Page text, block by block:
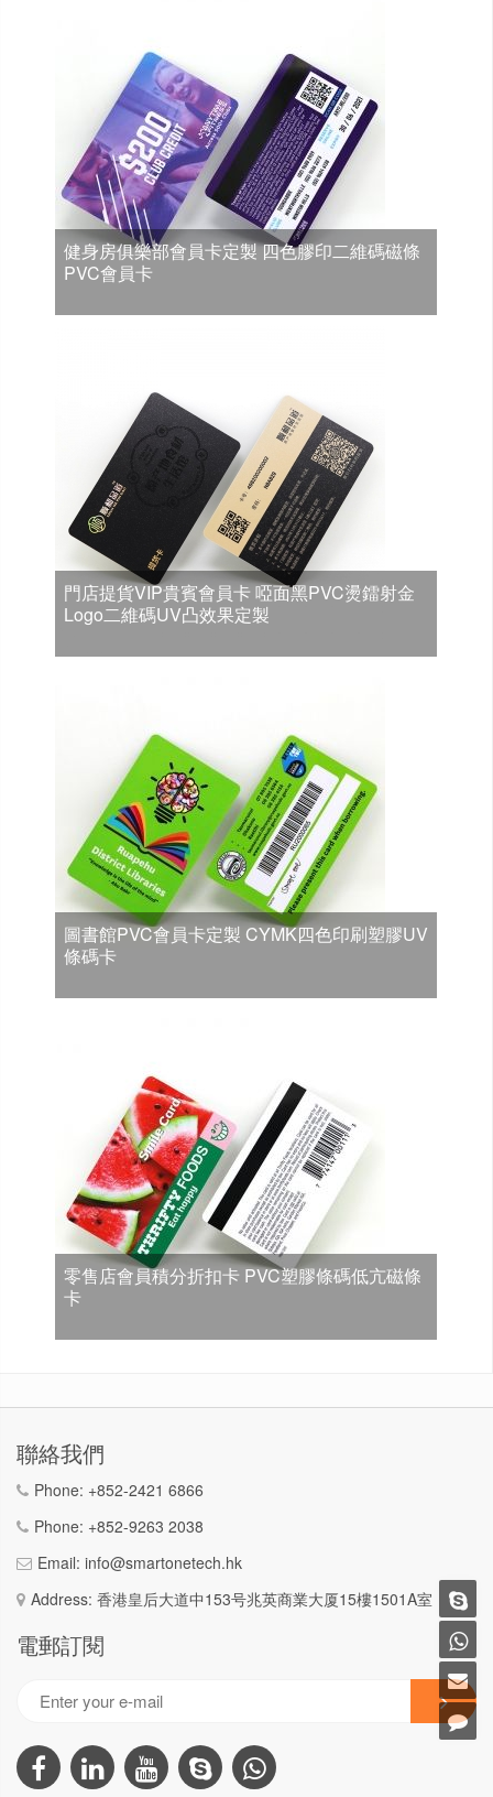
健身房俱樂部會員卡定製 四色膠印二維碼磁條
PVC會員卡
門店提貨VIP貴賓會員卡 啞面黑PVC燙鐳射金
Logo二維碼UV凸效果定製
圖書館PVC會員卡定製 CYMK四色印刷塑膠UV
條碼卡
零售店會員積分折扣卡 PVC塑膠條碼低亢磁條
卡
聯絡我們
Phone: +852-2421 6866
Phone: +852-9263 2038
Email: info@smartonetech.hk
Address: 香港皇后大道中153号兆英商業大厦15樓1501A室
電郵訂閱